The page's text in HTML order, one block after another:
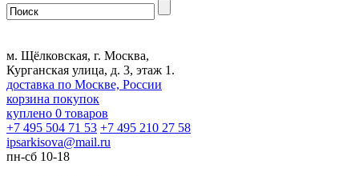
м. Щёлковская, г. Москва,
Курганская улица, д. 3, этаж 1.
доставка по Москве, России
корзина покупок
куплено 0 товаров
+7 495 504 71 53 +7 495 210 27 58
ipsarkisova@mail.ru
пн-сб 10-18